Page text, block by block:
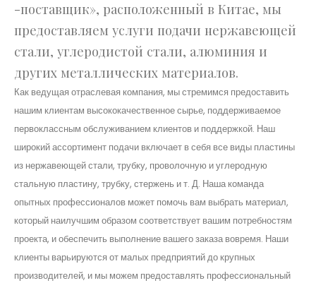
-поставщик», расположенный в Китае, мы
предоставляем услуги подачи нержавеющей
стали, углеродистой стали, алюминия и
других металлических материалов.
Как ведущая отраслевая компания, мы стремимся предоставить
нашим клиентам высококачественное сырье, поддерживаемое
первоклассным обслуживанием клиентов и поддержкой. Наш
широкий ассортимент подачи включает в себя все виды пластины
из нержавеющей стали, трубку, проволочную и углеродную
стальную пластину, трубку, стержень и т. Д. Наша команда
опытных профессионалов может помочь вам выбрать материал,
который наилучшим образом соответствует вашим потребностям
проекта, и обеспечить выполнение вашего заказа вовремя. Наши
клиенты варьируются от малых предприятий до крупных
производителей, и мы можем предоставлять профессиональный